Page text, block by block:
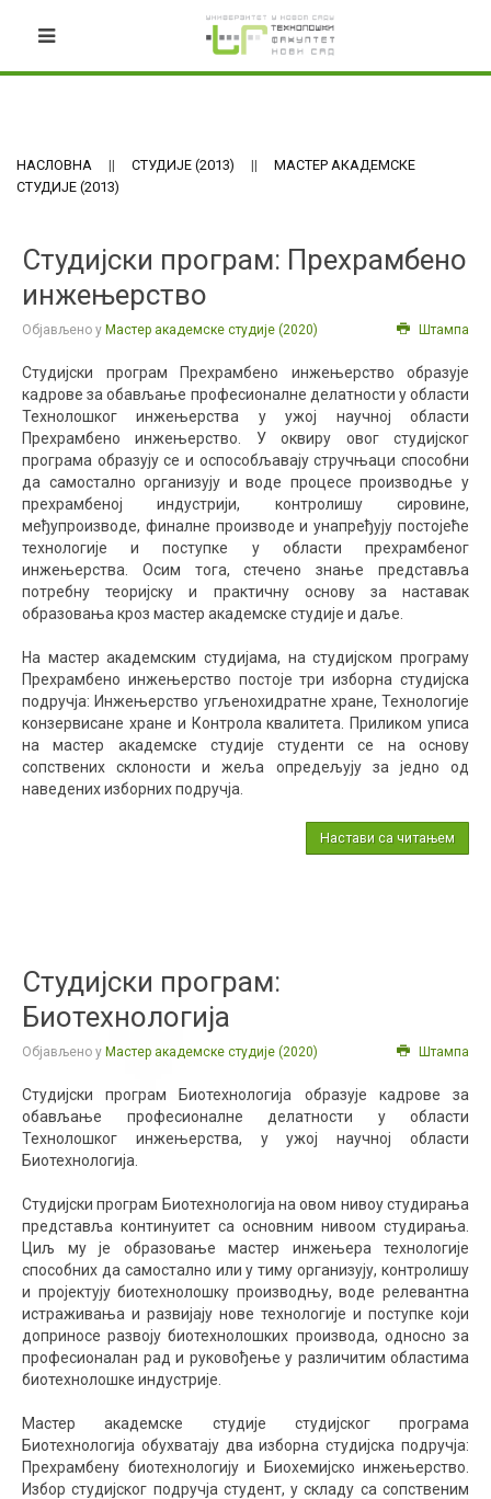
НАСЛОВНА СТУДИЈЕ (2013)
МАСТЕР АКАДЕМСКЕ
СТУДИЈЕ (2013)
Студијски програм: Прехрамбено
инжењерство
Објављено у Мастер академске студије (2020) Штампа
Студијски програм Прехрамбено инжењерство образује
кадрове за обављање професионалне делатности у области
Технолошког инжењерства у ужој научној области
Прехрамбено инжењерство. У оквиру овог студијског
програма образују се и оспособљавају стручњаци способни
да самостално организују и воде процесе производње у
прехрамбеној индустрији, контролишу сировине,
међупроизводе, финалне производе и унапређују постојеће
технологије и поступке у области прехрамбеног
инжењерства. Осим тога, стечено знање представља
потребну теоријску и практичну основу за наставак
образовања кроз мастер академске студије и даље.
На мастер академским студијама, на студијском програму
Прехрамбено инжењерство постоје три изборна студијска
подручја: Инжењерство угљенохидратне хране, Технологије
конзервисане хране и Контрола квалитета. Приликом уписа
на мастер академске студије студенти се на основу
сопствених склоности и жеља опредељују за једно од
наведених изборних подручја.
Настави са читањем
Студијски програм:
Биотехнологија
Објављено у Мастер академске студије (2020) Штампа
Студијски програм Биотехнологија образује кадрове за
обављање професионалне делатности у области
Технолошког инжењерства, у ужој научној области
Биотехнологија.
Студијски програм Биотехнологија на овом нивоу студирања
представља континуитет са основним нивоом студирања.
Циљ му је образовање мастер инжењера технологије
способних да самостално или у тиму организују, контролишу
и пројектују биотехнолошку производњу, воде релевантна
истраживања и развијају нове технологије и поступке који
доприносе развоју биотехнолошких производа, односно за
професионалан рад и руковођење у различитим областима
биотехнолошке индустрије.
Мастер академске студије студијског програма
Биотехнологија обухватају два изборна студијска подручја:
Прехрамбену биотехнологију и Биохемијско инжењерство.
Избор студијског подручја студент, у складу са сопственим